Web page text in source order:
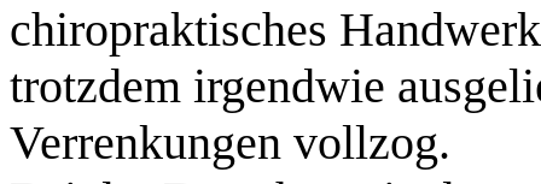
chiropraktisches
trotzdem irgendwie
Verrenkungen vollzog.